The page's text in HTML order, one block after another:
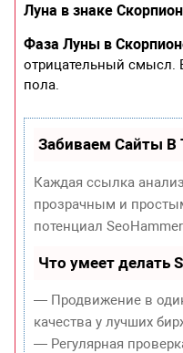
Луна в знаке
Фаза Луны в
отрицательный смысл.
пола.
Забиваем Сайты
Каждая ссылка
прозрачным и
потенциал
Что умеет делать
— Продвижение в
качества у лучших
— Регулярная